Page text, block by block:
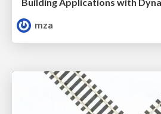
Building Applications with
mza